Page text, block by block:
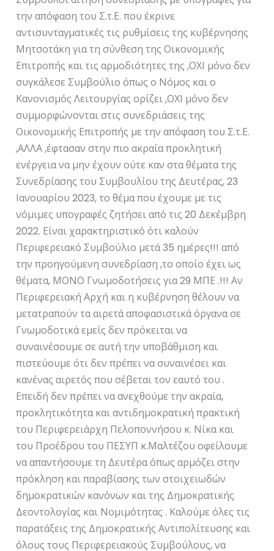
την απόφαση του Σ.τ.Ε. που έκρινε
αντισυνταγματικές τις ρυθμίσεις της κυβέρνησης
Μητσοτάκη για τη σύνθεση της Οικονομικής
Επιτροπής και τις αρμοδιότητες της ,ΟΧΙ μόνο δεν
συγκάλεσε Συμβούλιο όπως ο Νόμος και ο
Κανονισμός Λειτουργίας ορίζει ,ΟΧΙ μόνο δεν
συμμορφώνονται στις συνεδριάσεις της
Οικονομικής Επιτροπής με την απόφαση του Σ.τ.Ε.
,ΑΛΛΑ ,έφτασαν στην πιο ακραία προκλητική
ενέργεια να μην έχουν ούτε καν στα θέματα της
Συνεδρίασης του Συμβουλίου της Δευτέρας, 23
Ιανουαρίου 2023, το θέμα που έχουμε με τις
νόμιμες υπογραφές ζητήσει από τις 20 Δεκέμβρη
2022. Είναι χαρακτηριστικό ότι καλούν
Περιφερειακό Συμβούλιο μετά 35 ημέρες!!! από
την προηγούμενη συνεδρίαση ,το οποίο έχει ως
θέματα, ΜΟΝΟ Γνωμοδοτήσεις για 29 ΜΠΕ .!!! Αν
Περιφερειακή Αρχή και η κυβέρνηση θέλουν να
μετατραπούν τα αιρετά αποφασιστικά όργανα σε
Γνωμοδοτικά εμείς δεν πρόκειται να
συναινέσουμε σε αυτή την υποβάθμιση και
πιστεύουμε ότι δεν πρέπει να συναινέσει και
κανένας αιρετός που σέβεται τον εαυτό του .
Επειδή δεν πρέπει να ανεχθούμε την ακραία,
προκλητικότητα και αντιδημοκρατική πρακτική
του Περιφερειάρχη Πελοποννήσου κ. Νίκα και
του Προέδρου του ΠΕΣΥΠ κ.Μαλτέζου οφείλουμε
να απαντήσουμε τη Δευτέρα όπως αρμόζει στην
πρόκληση και παραβίασης των στοιχειωδών
δημοκρατικών κανόνων και της Δημοκρατικής
Δεοντολογίας και Νομιμότητας . Καλούμε όλες τις
παρατάξεις της Δημοκρατικής Αντιπολίτευσης και
όλους τους Περιφερειακούς Συμβούλους, να